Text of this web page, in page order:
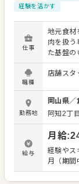
経験を活かす
仕事
地元食材
肉を扱う
た基盤の
じて、働
とりに寄り
ト ・経
戦 ・お
基本方針
なたの意
アイデアは
遇・制度
・個々の
スタッフ
職種
店舗スタ
勤務地
岡山県／
阿知2丁
給与
月給:
経験やス
月（期間